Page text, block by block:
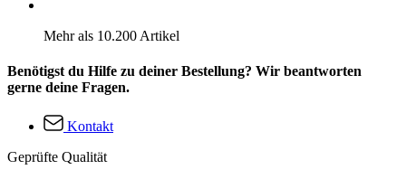
Mehr als 10.200 Artikel
Benötigst du Hilfe zu deiner Bestellung? Wir beantworten
gerne deine Fragen.
Kontakt
Geprüfte Qualität